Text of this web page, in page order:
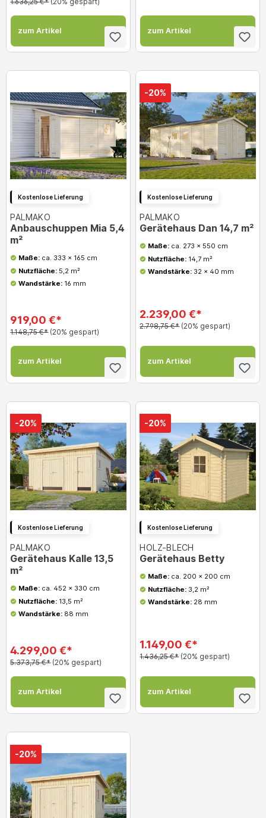
zum Artikel zum Artikel
Kostenlose Lieferung
PALMAKO
Anbauschuppen Mia 5,4
m²
Maße:ca. 333 x 165 cm
Nutzfläche:5,2 m²
Wandstärke: 16 mm
919,00 €*
1.148,75 €* (20% gespart)
zum Artikel
-20%
Kostenlose Lieferung
PALMAKO
Gerätehaus Dan 14,7 m²
Maße: ca. 273 x 550 cm
Nutzfläche: 14,7 m²
Wandstärke:32 x 40 mm
2.239,00 €*
2.798,75 €* (20% gespart)
zum Artikel
-20%
Kostenlose Lieferung
PALMAKO
Gerätehaus Kalle 13,5
m²
Maße: ca. 452 x 330 cm
Nutzfläche: 13,5 m²
Wandstärke:88 mm
4.299,00 €*
5.373,75 €* (20% gespart)
zum Artikel
-20%
Kostenlose Lieferung
HOLZ-BLECH
Gerätehaus Betty
Maße: ca. 200 x 200 cm
Nutzfläche: 3,2 m²
Wandstärke:28 mm
1.149,00 €*
1.436,25 €* (20% gespart)
zum Artikel
-20%